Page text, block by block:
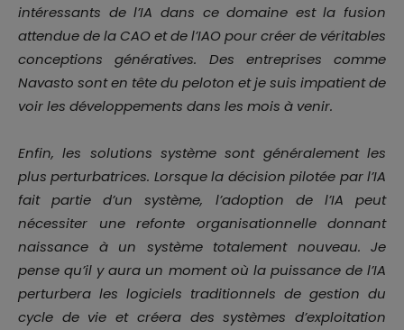
intéressants de l’IA dans ce domaine est la fusion
attendue de la CAO et de l’IAO pour créer de véritables
conceptions génératives. Des entreprises comme
Navasto sont en tête du peloton et je suis impatient de
voir les développements dans les mois à venir.
Enfin, les solutions système sont généralement les
plus perturbatrices. Lorsque la décision pilotée par l’IA
fait partie d’un système, l’adoption de l’IA peut
nécessiter une refonte organisationnelle donnant
naissance à un système totalement nouveau. Je
pense qu’il y aura un moment où la puissance de l’IA
perturbera les logiciels traditionnels de gestion du
cycle de vie et créera des systèmes d’exploitation